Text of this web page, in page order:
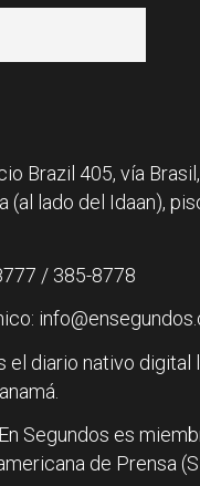
Brazil 405, vía
(al lado del Idaan),
/ 385-8778
el diario nativo digital
Segundos es
de Prensa